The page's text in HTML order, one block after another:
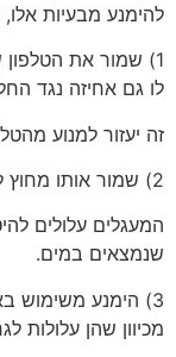
להימנע מבעיות
1) שמור את
לו גם אחיזה נגד
זה יעזור למנוע
2) שמור אותו מחוץ למים. אם תפיל את הטלפון שלך במים,
המעגלים עלולים
שנמצאים במים.
3) הימנע משימוש
מכיוון שהן עלולות